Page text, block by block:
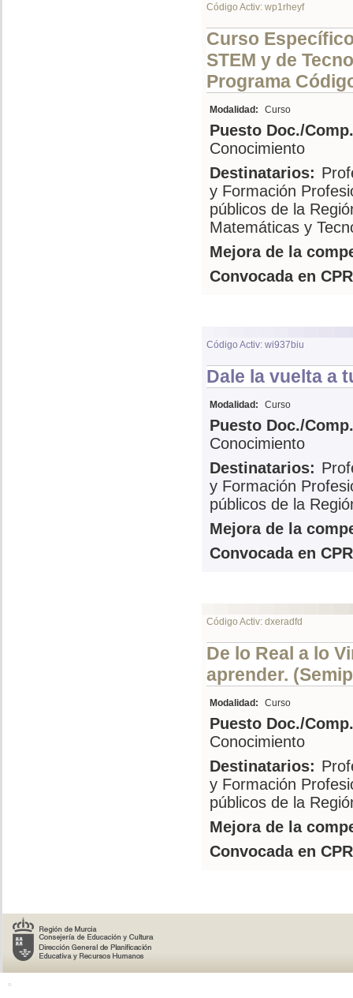
Código Activ: wp1rheyf
Curso
STEM y de
Programa
Modalidad: Curso
Puesto Doc./
Conocimiento
Destinatarios:
y Formación
públicos de la
Matemáticas y
Mejora de la
Convocada en
Código Activ: wi937biu
Dale la vuelta a
Modalidad: Curso
Puesto Doc./
Conocimiento
Destinatarios:
y Formación
públicos de la
Mejora de la
Convocada en
Código Activ: dxeradfd
De lo Real a lo
aprender.
Modalidad: Curso
Puesto Doc./
Conocimiento
Destinatarios:
y Formación
públicos de la
Mejora de la
Convocada en
o